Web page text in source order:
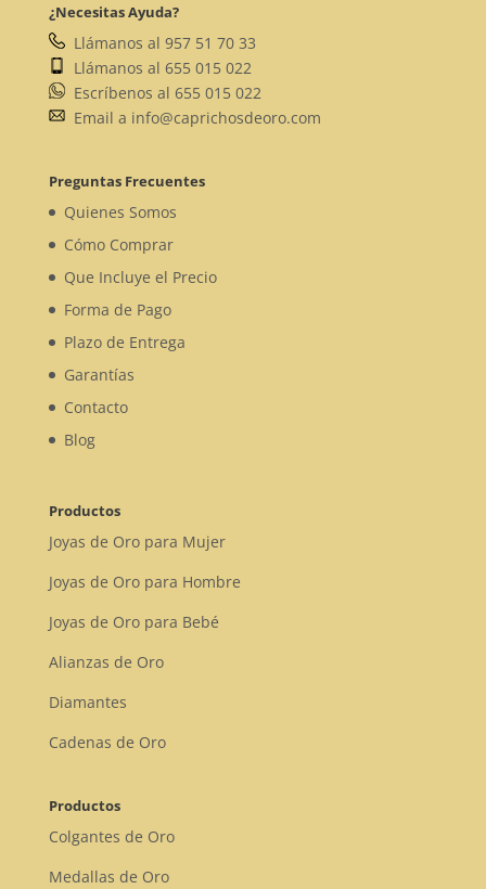
¿Necesitas Ayuda?
Llámanos al 957 51 70 33
Llámanos al 655 015 022
Escríbenos al 655 015 022
Email a info@caprichosdeoro.com
Preguntas Frecuentes
Quienes Somos
Cómo Comprar
Que Incluye el Precio
Forma de Pago
Plazo de Entrega
Garantías
Contacto
Blog
Productos
Joyas de Oro para Mujer
Joyas de Oro para Hombre
Joyas de Oro para Bebé
Alianzas de Oro
Diamantes
Cadenas de Oro
Productos
Colgantes de Oro
Medallas de Oro